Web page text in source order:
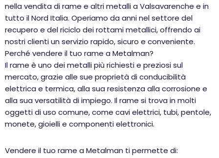
nella vendita di rame e altri metalli a Valsavarenche e in
tutto il Nord Italia. Operiamo da anni nel settore del
recupero e del riciclo dei rottami metallici, offrendo ai
nostri clienti un servizio rapido, sicuro e conveniente.
Perché vendere il tuo rame a Metalman?
Il rame è uno dei metalli più richiesti e preziosi sul
mercato, grazie alle sue proprietà di conducibilità
elettrica e termica, alla sua resistenza alla corrosione e
alla sua versatilità di impiego. Il rame si trova in molti
oggetti di uso comune, come cavi elettrici, tubi, pentole,
monete, gioielli e componenti elettronici.
Vendere il tuo rame a Metalman ti permette di: